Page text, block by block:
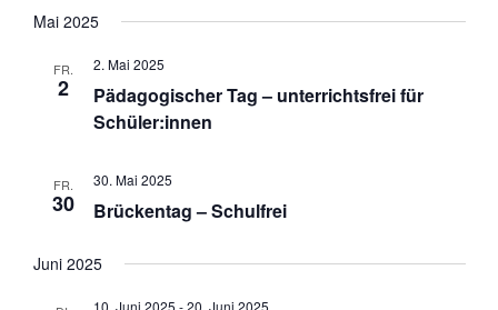
Mai 2025
FR.
2
2. Mai 2025
Pädagogischer Tag – unterrichtsfrei für
Schüler:innen
FR.
30
30. Mai 2025
Brückentag – Schulfrei
Juni 2025